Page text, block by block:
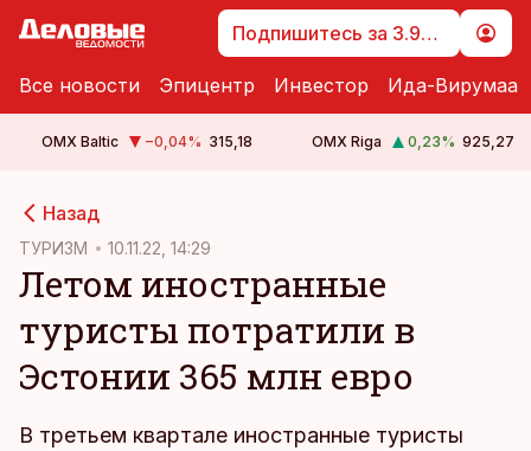
Подпишитесь за 3.99 €
Все новости Эпицентр Инвестор Ида-Вирумаа
OMX Baltic −0,04% 315,18 OMX Riga 0,23% 925,27
Назад
ТУРИЗМ 10.11.22, 14:29
Летом иностранные
туристы потратили в
Эстонии 365 млн евро
В третьем квартале иностранные туристы